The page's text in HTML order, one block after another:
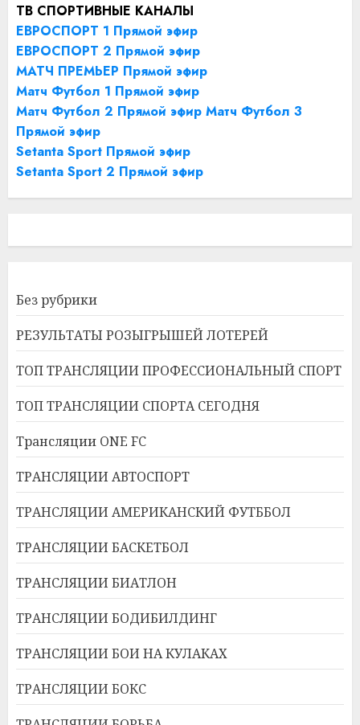
ТВ СПОРТИВНЫЕ КАНАЛЫ
ЕВРОСПОРТ 1 Прямой эфир
ЕВРОСПОРТ 2 Прямой эфир
МАТЧ ПРЕМЬЕР Прямой эфир
Матч Футбол 1 Прямой эфир
Матч Футбол 2 Прямой эфир Матч Футбол 3
Прямой эфир
Setanta Sport Прямой эфир
Setanta Sport 2 Прямой эфир
Без рубрики
РЕЗУЛЬТАТЫ РОЗЫГРЫШЕЙ ЛОТЕРЕЙ
ТОП ТРАНСЛЯЦИИ ПРОФЕССИОНАЛЬНЫЙ СПОРТ
ТОП ТРАНСЛЯЦИИ СПОРТА СЕГОДНЯ
Трансляции ONE FC
ТРАНСЛЯЦИИ АВТОСПОРТ
ТРАНСЛЯЦИИ АМЕРИКАНСКИЙ ФУТББОЛ
ТРАНСЛЯЦИИ БАСКЕТБОЛ
ТРАНСЛЯЦИИ БИАТЛОН
ТРАНСЛЯЦИИ БОДИБИЛДИНГ
ТРАНСЛЯЦИИ БОИ НА КУЛАКАХ
ТРАНСЛЯЦИИ БОКС